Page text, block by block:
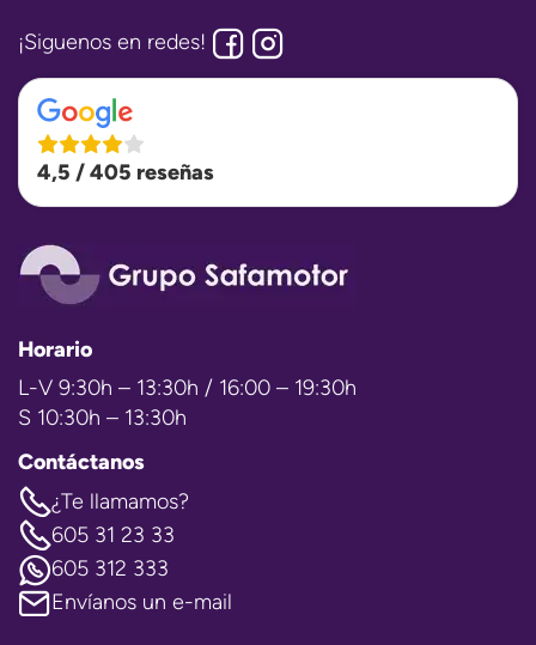
¡Siguenos en redes!
4,5 / 405 reseñas
Horario
L-V 9:30h – 13:30h / 16:00 – 19:30h
S 10:30h – 13:30h
Contáctanos
¿Te llamamos?
605 31 23 33
605 312 333
Envíanos un e-mail